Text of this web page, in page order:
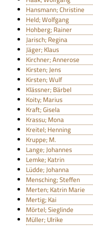
Hansmann; Christine
Held; Wolfgang
Hohberg; Rainer
Jarisch; Regina
Jäger; Klaus
Kirchner; Annerose
Kirsten; Jens
Kirsten; Wulf
Klässner; Bärbel
Koity; Marius
Kraft; Gisela
Krassu; Mona
Kreitel; Henning
Kruppe; M.
Lange; Johannes
Lemke; Katrin
Lüdde; Johanna
Mensching; Steffen
Merten; Katrin Marie
Mertig; Kai
Mörtel; Sieglinde
Müller; Ulrike